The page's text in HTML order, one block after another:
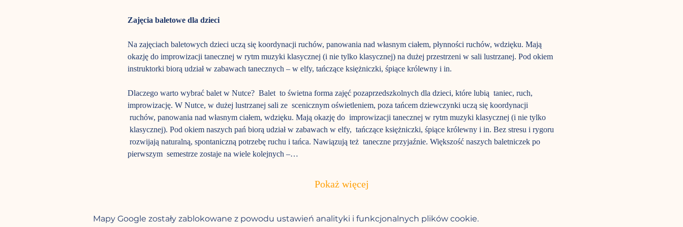
Zajęcia baletowe dla dzieci
Na zajęciach baletowych dzieci uczą się koordynacji ruchów, panowania nad własnym ciałem, płynności ruchów, wdzięku. Mają
okazję do improwizacji tanecznej w rytm muzyki klasycznej (i nie tylko klasycznej) na dużej przestrzeni w sali lustrzanej. Pod okiem
instruktorki biorą udział w zabawach tanecznych – w elfy, tańczące księżniczki, śpiące królewny i in.
Dlaczego warto wybrać balet w Nutce?  Balet  to świetna forma zajęć pozaprzedszkolnych dla dzieci, które lubią  taniec, ruch,
improwizację. W Nutce, w dużej lustrzanej sali ze  scenicznym oświetleniem, poza tańcem dziewczynki uczą się koordynacji
ruchów, panowania nad własnym ciałem, wdzięku. Mają okazję do  improwizacji tanecznej w rytm muzyki klasycznej (i nie tylko
klasycznej). Pod okiem naszych pań biorą udział w zabawach w elfy,  tańczące księżniczki, śpiące królewny i in. Bez stresu i rygoru
rozwijają naturalną, spontaniczną potrzebę ruchu i tańca. Nawiązują też  taneczne przyjaźnie. Większość naszych baletniczek po
pierwszym  semestrze zostaje na wiele kolejnych –…
Pokaż więcej
Mapy Google zostały zablokowane z powodu ustawień analityki i funkcjonalnych plików cookie.